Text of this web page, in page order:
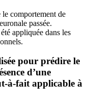
comportement de
passée.
appliquée dans les
pour prédire le
d’une
à-fait applicable à